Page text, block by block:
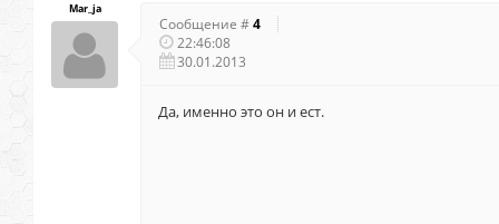
Mar_ja
Сообщение #4
22:46:08
30.01.2013
Да, именно это он и ест.